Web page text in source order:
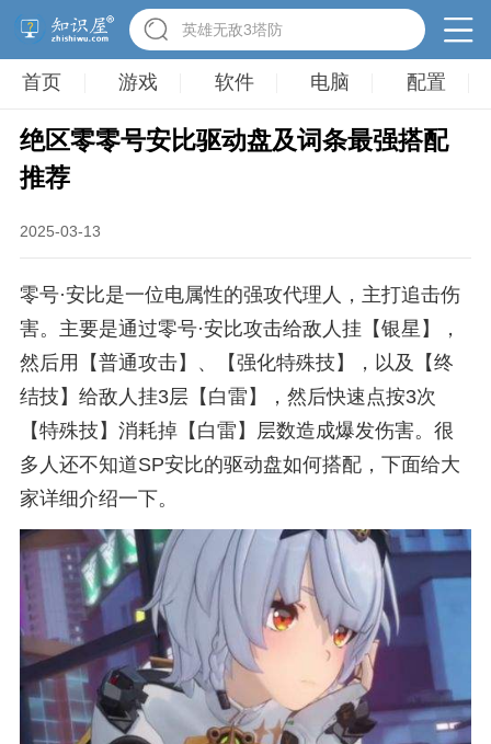
英雄无敌3塔防
首页 游戏 软件 电脑 配置
绝区零零号安比驱动盘及词条最强搭配
推荐
2025-03-13
零号·安比是一位电属性的强攻代理人，主打追击伤
害。主要是通过零号·安比攻击给敌人挂【银星】，
然后用【普通攻击】、【强化特殊技】，以及【终
结技】给敌人挂3层【白雷】，然后快速点按3次
【特殊技】消耗掉【白雷】层数造成爆发伤害。很
多人还不知道SP安比的驱动盘如何搭配，下面给大
家详细介绍一下。